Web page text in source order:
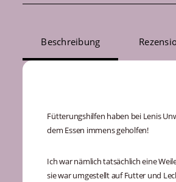
Beschreibung
Fütterungshilfen haben bei Lenis
dem Essen immens geholfen!
Ich war nämlich tatsächlich eine
sie war umgestellt auf Futter und